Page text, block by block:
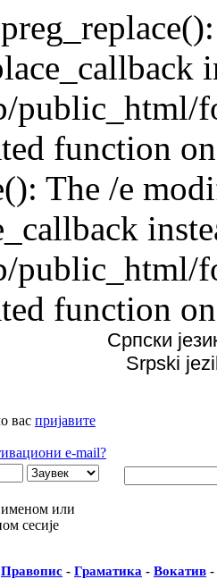
public_html/
function
The /e
public_html/
function
Српски
Srpski
вас пријавите
e-mail?
именом или
сесије
Правопис - Граматика - Вокатив -